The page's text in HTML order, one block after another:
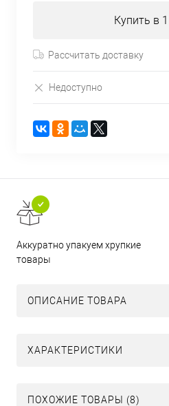
Купить в
Рассчитать доставку
Недоступно
Аккуратно упакуем хрупкие
товары
ОПИСАНИЕ ТОВАРА
ХАРАКТЕРИСТИКИ
ПОХОЖИЕ ТОВАРЫ (8)